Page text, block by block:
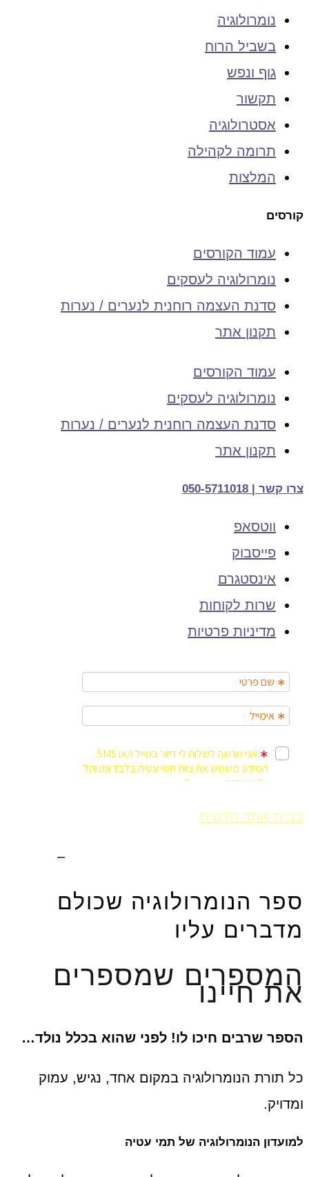
נומרולוגיה
בשביל הרוח
גוף ונפש
תקשור
אסטרולוגיה
תרומה לקהילה
המלצות
קורסים
עמוד הקורסים
נומרולוגיה לעסקים
סדנת העצמה רוחנית לנערים / נערות
תקנון אתר
עמוד הקורסים
נומרולוגיה לעסקים
סדנת העצמה רוחנית לנערים / נערות
תקנון אתר
צרו קשר | 050-5711018
ווטסאפ
פייסבוק
אינסטגרם
שרות לקוחות
מדיניות פרטיות
בניית אתר תדמית Fly Guy
–
Fly Guy
ספר הנומרולוגיה שכולם
מדברים עליו
המספרים שמספרים
את חיינו
הספר שרבים חיכו לו! לפני שהוא בכלל נולד…
כל תורת הנומרולוגיה במקום אחד, נגיש, עמוק
ומדויק.
למועדון הנומרולוגיה של תמי עטיה